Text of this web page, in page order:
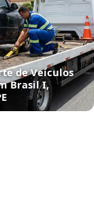
de Veículos
Brasil I,